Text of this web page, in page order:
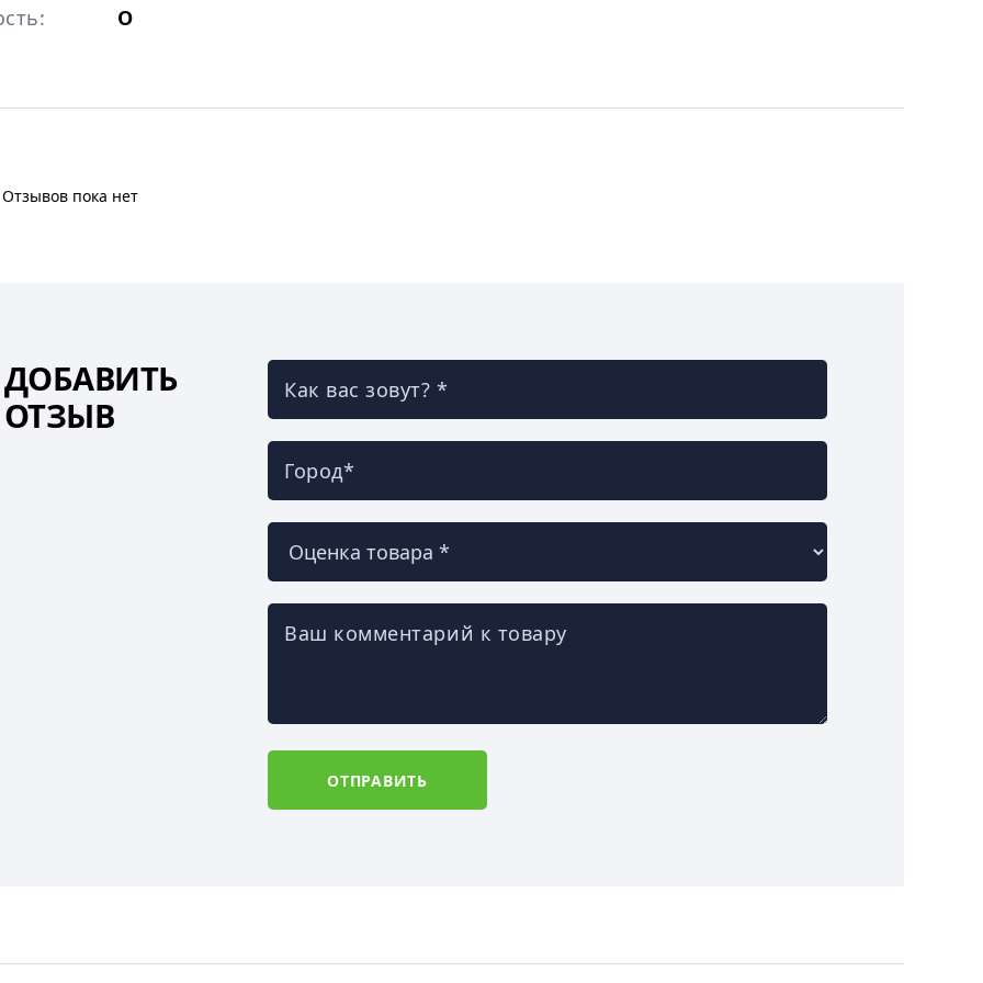
O
Отзывов пока нет
ДОБАВИТЬ
ОТЗЫВ
Как вас зовут? *
Город*
Ваш комментарий к товару
ОТПРАВИТЬ